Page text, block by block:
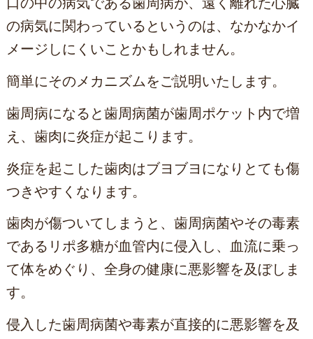
の病気に関わっているというのは、なかなかイ
メージしにくいことかもしれません。
簡単にそのメカニズムをご説明いたします。
歯周病になると歯周病菌が歯周ポケット内で増
え、歯肉に炎症が起こります。
炎症を起こした歯肉はブヨブヨになりとても傷
つきやすくなります。
歯肉が傷ついてしまうと、歯周病菌やその毒素
であるリポ多糖が血管内に侵入し、血流に乗っ
て体をめぐり、全身の健康に悪影響を及ぼしま
す。
侵入した歯周病菌や毒素が直接的に悪影響を及